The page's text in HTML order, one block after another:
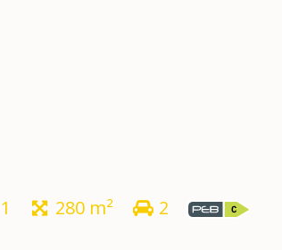
1 280 m² 2